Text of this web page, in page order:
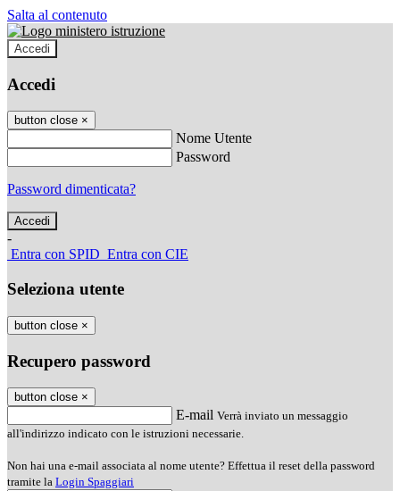
Salta al contenuto
Accedi
Accedi
button close ×
Nome Utente
Password
Password dimenticata?
-
Entra con SPID Entra con CIE
Seleziona utente
button close ×
Recupero password
button close ×
E-mail Verrà inviato un messaggio
all'indirizzo indicato con le istruzioni necessarie.
Non hai una e-mail associata al nome utente? Effettua il reset della password
tramite la Login Spaggiari